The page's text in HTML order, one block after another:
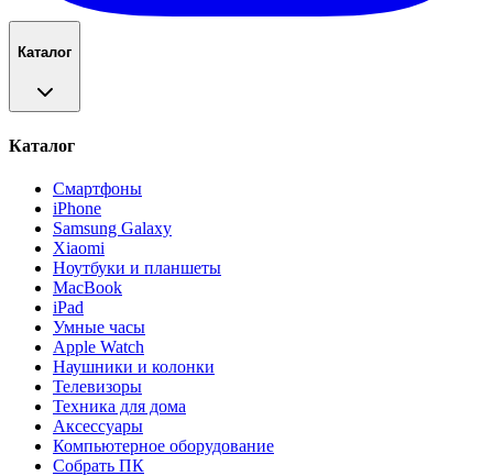
Каталог
Каталог
Смартфоны
iPhone
Samsung Galaxy
Xiaomi
Ноутбуки и планшеты
MacBook
iPad
Умные часы
Apple Watch
Наушники и колонки
Телевизоры
Техника для дома
Аксессуары
Компьютерное оборудование
Собрать ПК